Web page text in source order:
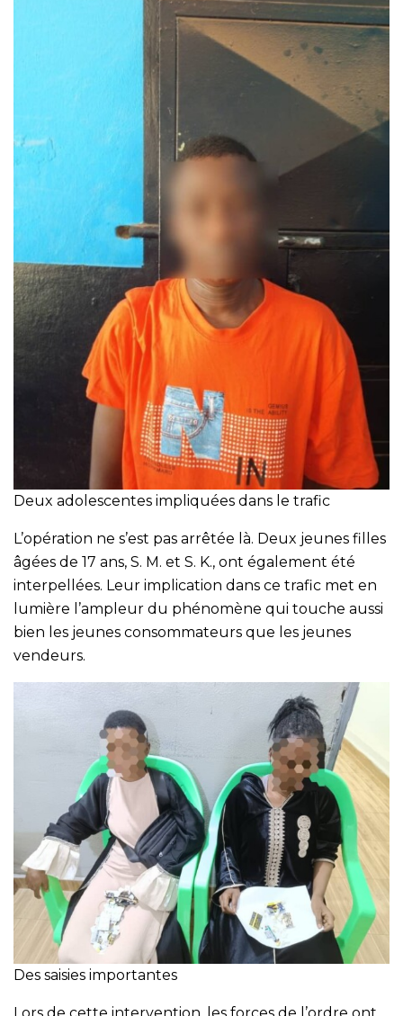
Deux adolescentes impliquées dans le trafic
L’opération ne s’est pas arrêtée là. Deux jeunes filles
âgées de 17 ans, S. M. et S. K., ont également été
interpellées. Leur implication dans ce trafic met en
lumière l’ampleur du phénomène qui touche aussi
bien les jeunes consommateurs que les jeunes
vendeurs.
Des saisies importantes